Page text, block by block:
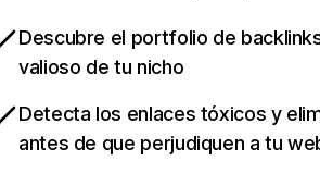
Descubre el portfolio de
valioso de tu nicho
Detecta los enlaces tóxicos y
antes de que perjudiquen a tu